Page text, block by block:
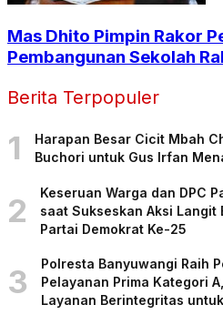
Mas Dhito Pimpin Rakor
Pembangunan Sekolah
Berita Terpopuler
1
Harapan Besar Cicit Mbah
Buchori untuk Gus Irfan
2
Keseruan Warga dan DPC
saat Sukseskan Aksi Langit
Partai Demokrat Ke-25
3
Polresta Banyuwangi Raih
Pelayanan Prima Kategori
Layanan Berintegritas